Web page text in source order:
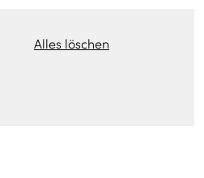
ERSTELLEN
Alles löschen